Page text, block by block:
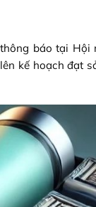
báo tại Hội
kế hoạch đạt